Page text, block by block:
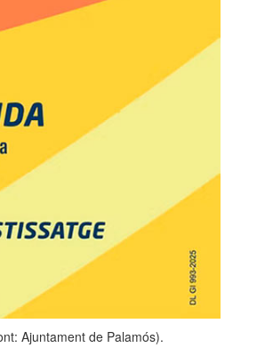
Ajuntament de Palamós).